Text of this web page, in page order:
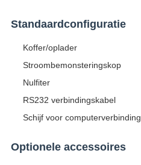
Standaardconfiguratie
Koffer/oplader
Stroombemonsteringskop
Nulfiter
RS232 verbindingskabel
Schijf voor computerverbinding
Optionele accessoires